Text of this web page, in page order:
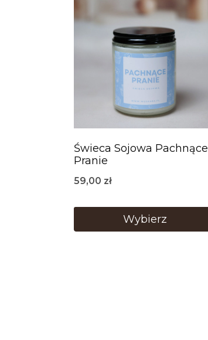
Świeca Sojowa Pachnące
Pranie
59,00 zł
Wybierz